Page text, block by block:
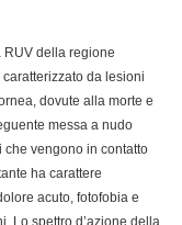
RUV della regione
da lesioni
dovute alla morte e
messa a nudo
vengono in contatto
ha carattere
acuto, fotofobia e
Lo spettro d’azione della